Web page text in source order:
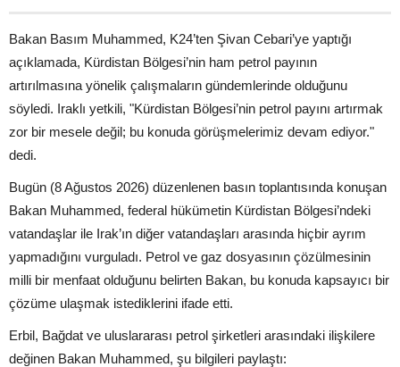
Bakan Basım Muhammed, K24’ten Şivan Cebari’ye yaptığı
açıklamada, Kürdistan Bölgesi’nin ham petrol payının
artırılmasına yönelik çalışmaların gündemlerinde olduğunu
söyledi. Iraklı yetkili, "Kürdistan Bölgesi’nin petrol payını artırmak
zor bir mesele değil; bu konuda görüşmelerimiz devam ediyor."
dedi.
Bugün (8 Ağustos 2026) düzenlenen basın toplantısında konuşan
Bakan Muhammed, federal hükümetin Kürdistan Bölgesi’ndeki
vatandaşlar ile Irak’ın diğer vatandaşları arasında hiçbir ayrım
yapmadığını vurguladı. Petrol ve gaz dosyasının çözülmesinin
milli bir menfaat olduğunu belirten Bakan, bu konuda kapsayıcı bir
çözüme ulaşmak istediklerini ifade etti.
Erbil, Bağdat ve uluslararası petrol şirketleri arasındaki ilişkilere
değinen Bakan Muhammed, şu bilgileri paylaştı: